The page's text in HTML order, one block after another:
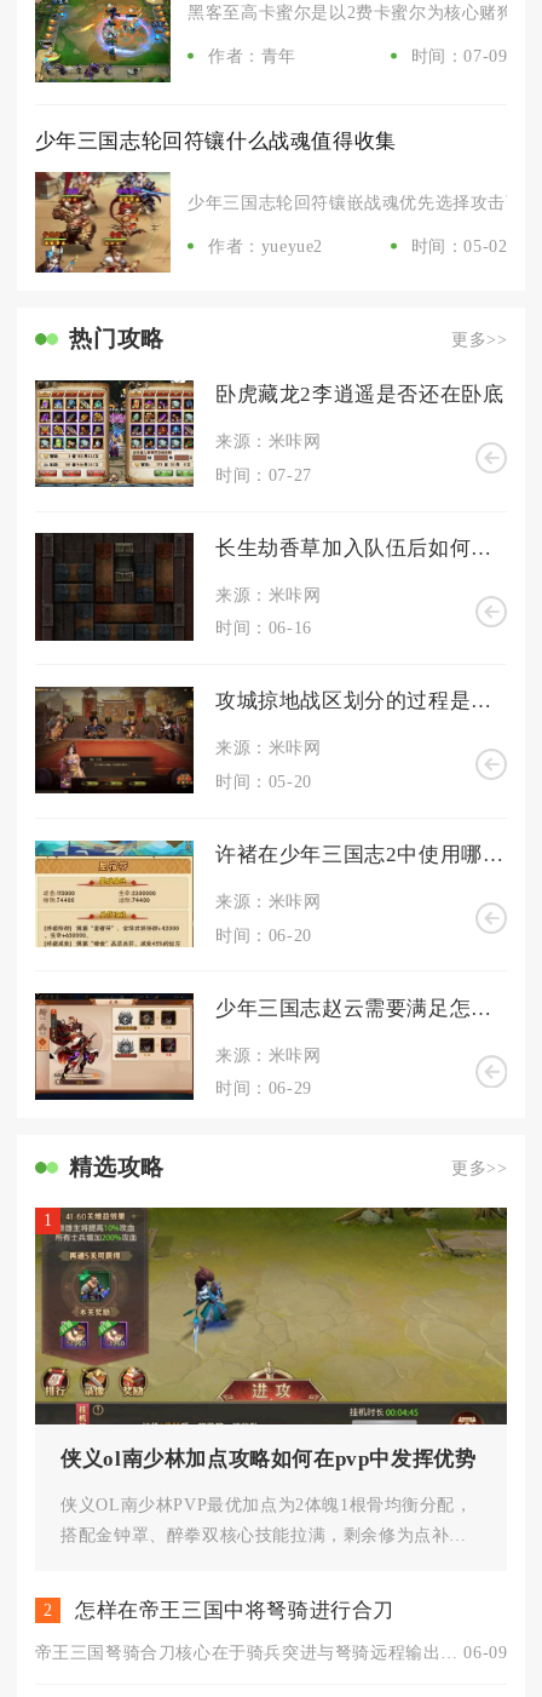
黑客至高卡蜜尔是以2费卡蜜尔为核心赌狗体
作者：青年 时间：07-09
少年三国志轮回符镶什么战魂值得收集
少年三国志轮回符镶嵌战魂优先选择攻击百
作者：yueyue2 时间：05-02
热门攻略 更多>>
卧虎藏龙2李逍遥是否还在卧底
来源：米咔网
时间：07-27
长生劫香草加入队伍后如何应对不同的战斗形势
来源：米咔网
时间：06-16
攻城掠地战区划分的过程是怎样的
来源：米咔网
时间：05-20
许褚在少年三国志2中使用哪种神兵
来源：米咔网
时间：06-20
少年三国志赵云需要满足怎样的条件才能加入到队伍中
来源：米咔网
时间：06-29
精选攻略 更多>>
1
侠义ol南少林加点攻略如何在pvp中发挥优势
侠义OL南少林PVP最优加点为2体魄1根骨均衡分配，
搭配金钟罩、醉拳双核心技能拉满，剩余修为点补充
2 怎样在帝王三国中将弩骑进行合刀
06-09